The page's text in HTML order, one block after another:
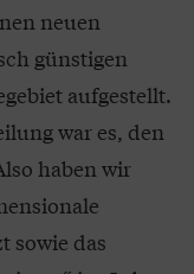
neuen
günstigen
aufgestellt.
war es, den
haben wir
sowie das